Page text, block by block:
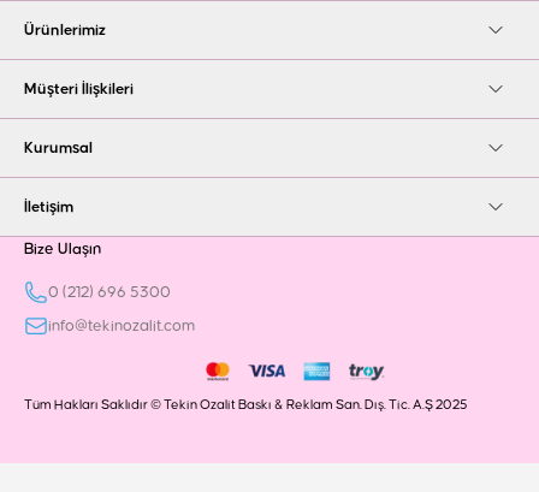
Ürünlerimiz
Müşteri İlişkileri
Kurumsal
İletişim
Bize Ulaşın
0 (212) 696 5300
info@tekinozalit.com
Tüm Hakları Saklıdır © Tekin Ozalit Baskı & Reklam San. Dış. Tic. A.Ş 2025